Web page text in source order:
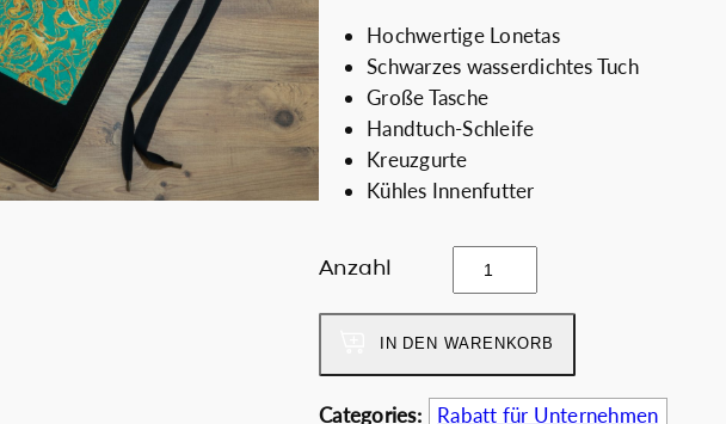
s
p
r
ü
n
g
e
P
t
u
e
l
e
r
i
i
Hochwertige Lonetas
Schwarzes wasserdichtes Tuch
Große Tasche
Handtuch-Schleife
Kreuzgurte
Kühles Innenfutter
Anzahl
H
E
N
E
X
IN DEN WARENKORB
Categories: Rabatt für Unternehmen